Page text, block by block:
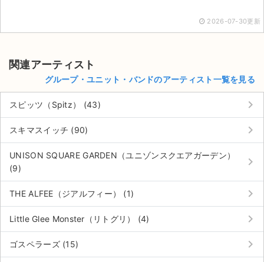
2026-07-30更新
関連アーティスト
グループ・ユニット・バンドのアーティスト一覧を見る
スピッツ（Spitz） (43) keyboard_arrow_right
スキマスイッチ (90) keyboard_arrow_right
UNISON SQUARE GARDEN（ユニゾンスクエアガーデン）
(9)
keyboard_arrow_right
THE ALFEE（ジアルフィー） (1) keyboard_arrow_right
Little Glee Monster（リトグリ） (4) keyboard_arrow_right
ゴスペラーズ (15) keyboard_arrow_right